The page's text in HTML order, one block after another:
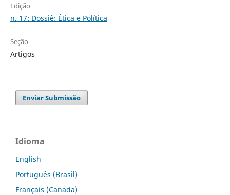
Edição
n. 17: Dossiê: Ética e Política
Seção
Artigos
Enviar Submissão
Idioma
English
Português (Brasil)
Français (Canada)